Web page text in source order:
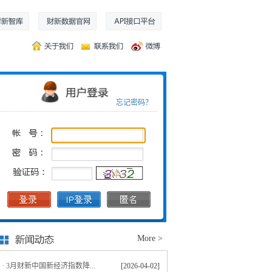
忘记密码？
More >
[2026-04-02]
· 3月财新中国新经济指数降...